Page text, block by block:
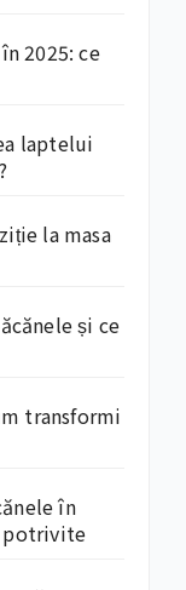
2025: ce
laptelui
la masa
și ce
transformi
în
potrivite